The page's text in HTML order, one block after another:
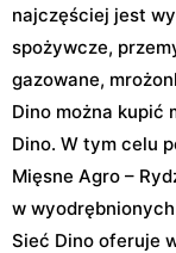
najczęściej jest
spożywcze,
gazowane,
Dino można kupić
Dino. W tym celu
Mięsne Agro –
w
Sieć Dino oferuje